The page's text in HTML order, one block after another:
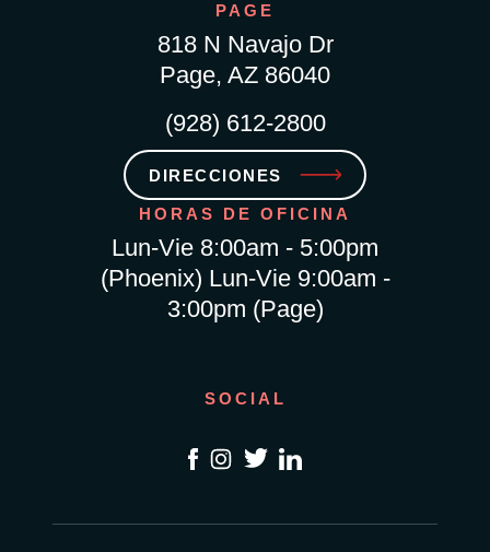
PAGE
818 N Navajo Dr
Page, AZ 86040
(928) 612-2800
DIRECCIONES
HORAS DE OFICINA
Lun-Vie 8:00am - 5:00pm
(Phoenix) Lun-Vie 9:00am -
3:00pm (Page)
SOCIAL